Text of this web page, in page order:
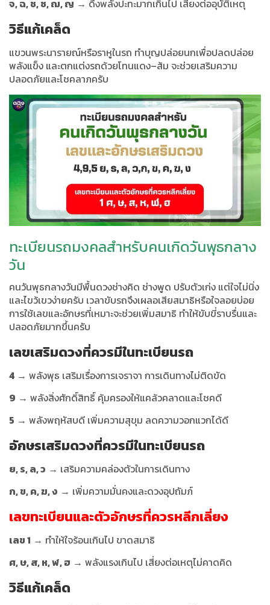
จ, ฉ, ช, ซ, ฌ, ญ → ดึงพลังปะทะมากเกินไป เสี่ยงต่ออุบัติเหตุ
วิธีแก้เคล็ด
แขวนพระนารายณ์หรือราหูในรถ ทำบุญปล่อยนกเพื่อปลดปล่อย
พลังแข็ง และตกแต่งรถด้วยโทนแดง–ส้ม จะช่วยเสริมความ
ปลอดภัยและโชคลาภครับ
ทะเบียนรถมงคลสำหรับคนเกิดวันพุธกลาง
วัน
คนวันพุธกลางวันมีพื้นดวงช่างคิด ช่างพูด ปรับตัวเก่ง แต่ใจไม่นิ่ง
และไขว้เขวง่ายครับ เวลาขับรถจึงเผลอเสียสมาธิหรือใจลอยบ่อย
การใช้เลขและอักษรที่เหมาะจะช่วยเพิ่มสมาธิ ทำให้ขับขี่ราบรื่นและ
ปลอดภัยมากขึ้นครับ
เลขเสริมดวงที่ควรมีในทะเบียนรถ
4 → พลังพุธ เสริมเรื่องการเจราจา การเดินทางไม่ติดขัด
9 → พลังสิ่งศักดิ์สิทธิ์ คุ้มครองให้แคล้วคลาดและโชคดี
5 → พลังพฤหัสบดี เพิ่มความสุขุม ลดความวอกแวกได้ดี
อักษรเสริมดวงที่ควรมีในทะเบียนรถ
ย, ร, ล, ว → เสริมความคล่องตัวในการเดินทาง
ก, ข, ค, ฆ, ง → เพิ่มความมั่นคงและดวงอุปถัมภ์
เลขทะเบียนและตัวอักษรที่ควรหลีกเลี่ยง
เลข 1 → ทำให้ใจร้อนเกินไป ขาดสมาธิ
ศ, ษ, ส, ห, ฬ, ฮ → พลังแรงเกินไป เสี่ยงต่อเหตุไม่คาดคิด
วิธีแก้เคล็ด